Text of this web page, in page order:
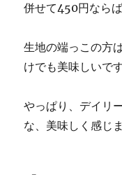
併せて450円なら
生地の端っこの方
けでも美味しいで
やっぱり、デイリ
な、美味しく感じ